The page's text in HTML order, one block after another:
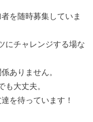
を随時募集していま
にチャレンジする場な
ありません。
も大丈夫。
を待っています！